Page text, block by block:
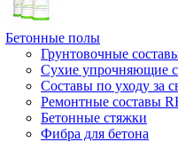
Бетонные полы
Грунтовочные
Сухие упрочняющие
Составы по уходу за
Ремонтные составы
Бетонные стяжки
Фибра для бетона